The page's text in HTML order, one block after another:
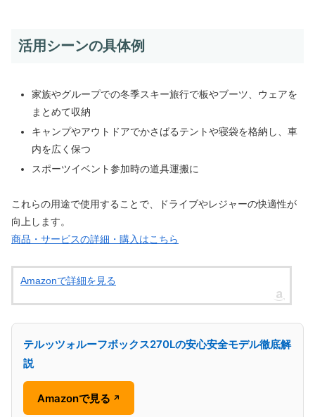
活用シーンの具体例
家族やグループでの冬季スキー旅行で板やブーツ、ウェアを
まとめて収納
キャンプやアウトドアでかさばるテントや寝袋を格納し、車
内を広く保つ
スポーツイベント参加時の道具運搬に
これらの用途で使用することで、ドライブやレジャーの快適性が
向上します。
商品・サービスの詳細・購入はこちら
Amazonで詳細を見る
テルッツォルーフボックス270Lの安心安全モデル徹底解
説
Amazonで見る ↗